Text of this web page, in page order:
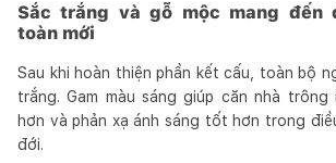
Sắc trắng và gỗ mộc mang đến
toàn mới
Sau khi hoàn thiện phần kết cấu, toàn bộ
trắng. Gam màu sáng giúp căn nhà trông
hơn và phản xạ ánh sáng tốt hơn trong
đới.